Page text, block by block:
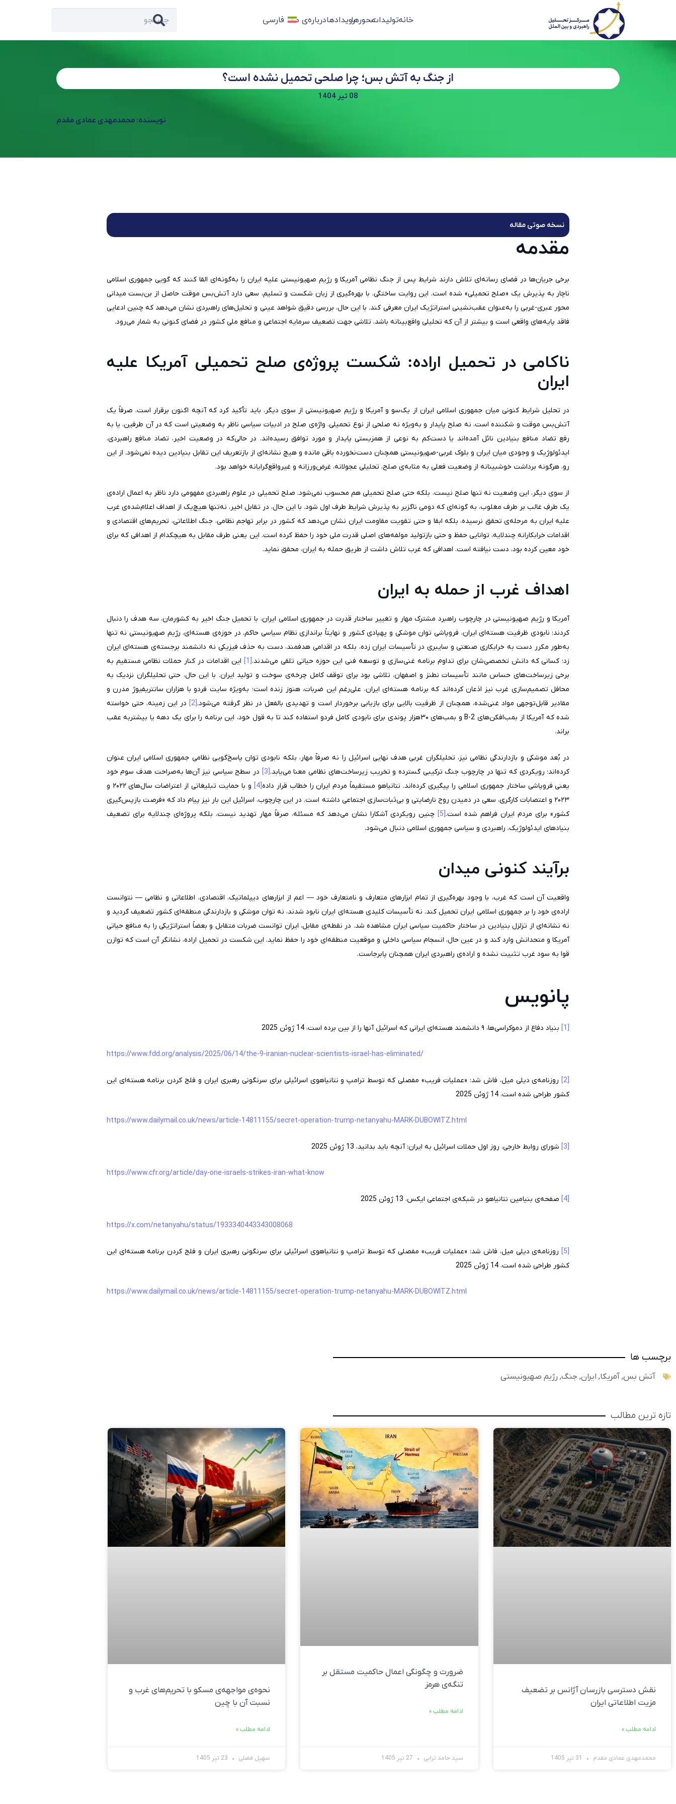
خانهتولیداتمحورهارویدادهادرباره‌ی ما فارسی
از جنگ به آتش بس؛ چرا صلحی تحمیل نشده است؟
08 تیر 1404
نویسنده: محمدمهدی عمادی مقدم
نسخه صوتی مقاله
مقدمه
برخی جریان‌ها در فضای رسانه‌ای تلاش دارند شرایط پس از جنگ نظامی آمریکا و رژیم صهیونیستی علیه ایران را به‌گونه‌ای القا کنند که گویی جمهوری اسلامی
ناچار به پذیرش یک «صلح تحمیلی» شده است. این روایت ساختگی، با بهره‌گیری از زبان شکست و تسلیم، سعی دارد آتش‌بس موقت حاصل از بن‌بست میدانی
محور عبری-غربی را به‌عنوان عقب‌نشینی استراتژیک ایران معرفی کند. با این حال، بررسی دقیق شواهد عینی و تحلیل‌های راهبردی نشان می‌دهد که چنین ادعایی
فاقد پایه‌های واقعی است و بیشتر از آن ‌که تحلیلی واقع‌بینانه باشد، تلاشی جهت تضعیف سرمایه اجتماعی و منافع ملی کشور در فضای کنونی به شمار می‌رود.
ناکامی در تحمیل اراده: شکست پروژه‌ی صلح تحمیلی آمریکا علیه
ایران
در تحلیل شرایط کنونی میان جمهوری اسلامی ایران از یک‌سو و آمریکا و رژیم صهیونیستی از سوی دیگر، باید تأکید کرد که آنچه اکنون برقرار است، صرفاً یک
آتش‌بس موقت و شکننده است، نه صلح پایدار و به‌ویژه نه صلحی از نوع تحمیلی. واژه‌ی صلح در ادبیات سیاسی ناظر به وضعیتی است که در آن طرفین، یا به
رفع تضاد منافع بنیادین نائل آمده‌اند یا دست‌کم به نوعی از همزیستی پایدار و مورد توافق رسیده‌اند. در حالی‌که در وضعیت اخیر، تضاد منافع راهبردی،
ایدئولوژیک و وجودی میان ایران و بلوک غربی-صهیونیستی همچنان دست‌نخورده باقی مانده و هیچ نشانه‌ای از بازتعریف این تقابل بنیادین دیده نمی‌شود. از این
رو، هرگونه برداشت خوشبینانه از وضعیت فعلی به مثابه‌ی صلح، تحلیلی عجولانه، غرض‌ورزانه و غیرواقع‌گرایانه خواهد بود.
از سوی دیگر، این وضعیت نه تنها صلح نیست، بلکه حتی صلح تحمیلی هم محسوب نمی‌شود. صلح تحمیلی در علوم راهبردی مفهومی دارد ناظر به اعمال اراده‌ی
یک طرفِ غالب بر طرف مغلوب، به گونه‌ای که دومی ناگزیر به پذیرش شرایط طرف اول شود. با این حال، در تقابل اخیر، نه‌تنها هیچ‌یک از اهداف اعلام‌شده‌ی غرب
علیه ایران به مرحله‌ی تحقق نرسیده، بلکه ابقا و حتی تقویت مقاومت ایران نشان می‌دهد که کشور در برابر تهاجم نظامی، جنگ اطلاعاتی، تحریم‌های اقتصادی و
اقدامات خرابکارانه‌ چندلایه، توانایی حفظ و حتی بازتولید مولفه‌های اصلی قدرت ملی خود را حفظ کرده‌ است. این یعنی طرف مقابل به هیچکدام از اهدافی که برای
خود معین کرده بود، دست نیافته است. اهدافی که غرب تلاش داشت از طریق حمله به ایران، محقق نماید.
اهداف غرب از حمله به ایران
آمریکا و رژیم صهیونیستی در چارچوب راهبرد مشترک مهار و تغییر ساختار قدرت در جمهوری اسلامی ایران، با تحمیل جنگ اخیر به کشورمان، سه هدف را دنبال
کردند: نابودی ظرفیت هسته‌ای ایران، فروپاشی توان موشکی و پهپادی کشور و نهایتاً براندازی نظام سیاسی حاکم. در حوزه‌ی هسته‌ای، رژیم صهیونیستی نه تنها
به‌طور مکرر دست به خرابکاری صنعتی و سایبری در تأسیسات ایران زده، بلکه در اقدامی هدفمند، دست به حذف فیزیکی نه دانشمند برجسته‌ی هسته‌ای ایران
زد؛ کسانی که دانش تخصصی‌شان برای تداوم برنامه غنی‌سازی و توسعه فنی این حوزه حیاتی تلقی می‌شدند.[1]
این اقدامات در کنار حملات نظامی مستقیم به
برخی زیرساخت‌های حساس مانند تأسیسات نطنز و اصفهان، تلاشی بود برای توقف کامل چرخه‌ی سوخت و تولید ایران. با این حال، حتی تحلیلگران نزدیک به
محافل تصمیم‌سازی غرب نیز اذعان کرده‌اند که برنامه هسته‌ای ایران، علی‌رغم این ضربات، هنوز زنده است؛ به‌ویژه سایت فردو با هزاران سانتریفیوژ مدرن و
مقادیر قابل‌توجهی مواد غنی‌شده، همچنان از ظرفیت بالایی برای بازیابی برخوردار است و تهدیدی بالفعل در نظر گرفته می‌شود.[2]
در این زمینه، حتی خواسته
شده که آمریکا از بمب‌افکن‌های B-2 و بمب‌های ۳۰هزار پوندی برای نابودی کامل فردو استفاده کند تا به قول خود، این برنامه را برای یک دهه یا بیشتربه عقب
براند.
در بُعد موشکی و بازدارندگی نظامی نیز، تحلیلگران غربی هدف نهایی اسرائیل را نه صرفاً مهار، بلکه نابودی توان پاسخ‌گویی نظامی جمهوری اسلامی ایران عنوان
کرده‌اند؛ رویکردی که تنها در چارچوب جنگ ترکیبی گسترده و تخریب زیرساخت‌های نظامی معنا می‌یابد.[3]
در سطح سیاسی نیز آن‌ها به‌صراحت هدف سوم خود
یعنی فروپاشی ساختار جمهوری اسلامی را پیگیری کرده‌اند. نتانیاهو مستقیماً مردم ایران را خطاب قرار داده[4]
و با حمایت تبلیغاتی از اعتراضات سال‌های ۲۰۲۲ و
۲۰۲۳ و اعتصابات کارگری، سعی در دمیدن روح نارضایتی و بی‌ثبات‌سازی اجتماعی داشته است. در این چارچوب، اسرائیل این بار نیز پیام داد که «فرصت بازپس‌گیری
کشور» برای مردم ایران فراهم شده است.[5]
چنین رویکردی آشکارا نشان می‌دهد که مسئله، صرفاً مهار تهدید نیست، بلکه پروژه‌ای چندلایه برای تضعیف
بنیادهای ایدئولوژیک، راهبردی و سیاسی جمهوری اسلامی دنبال می‌شود.
برآیند کنونی میدان
واقعیت آن است که غرب، با وجود بهره‌گیری از تمام ابزارهای متعارف و نامتعارف خود — اعم از ابزارهای دیپلماتیک، اقتصادی، اطلاعاتی و نظامی — نتوانست
اراده‌ی خود را بر جمهوری اسلامی ایران تحمیل کند. نه تأسیسات کلیدی هسته‌ای ایران نابود شدند، نه توان موشکی و بازدارندگی منطقه‌ای کشور تضعیف گردید و
نه نشانه‌ای از تزلزل بنیادین در ساختار حاکمیت سیاسی ایران مشاهده شد. در نقطه‌ی مقابل، ایران توانست ضربات متقابل و بعضاً استراتژیکی را به منافع حیاتی
آمریکا و متحدانش وارد کند و در عین حال، انسجام سیاسی داخلی و موقعیت منطقه‌ای خود را حفظ نماید. این شکست در تحمیل اراده، نشانگر آن است که توازن
قوا به سود غرب تثبیت نشده و اراده‌ی راهبردی ایران همچنان پابرجاست.
پانویس
[1] بنیاد دفاع از دموکراسی‌ها، ۹ دانشمند هسته‌ای ایرانی که اسرائیل آنها را از بین برده است، 14 ژوئن 2025
https://www.fdd.org/analysis/2025/06/14/the-9-iranian-nuclear-scientists-israel-has-eliminated/
[2]
روزنامه‌ی دیلی میل، فاش شد: «عملیات فریب» مفصلی که توسط ترامپ و نتانیاهوی اسرائیلی برای سرنگونی رهبری ایران و فلج کردن برنامه هسته‌ای این
کشور طراحی شده است، 14 ژوئن 2025
https://www.dailymail.co.uk/news/article-14811155/secret-operation-trump-netanyahu-MARK-DUBOWITZ.html
[3] شورای روابط خارجی، روز اول حملات اسرائیل به ایران: آنچه باید بدانید، 13 ژوئن 2025
https://www.cfr.org/article/day-one-israels-strikes-iran-what-know
[4] صفحه‌ی بنیامین نتانیاهو در شبکه‌ی اجتماعی ایکس، 13 ژوئن 2025
https://x.com/netanyahu/status/1933340443343008068
[5]
روزنامه‌ی دیلی میل، فاش شد: «عملیات فریب» مفصلی که توسط ترامپ و نتانیاهوی اسرائیلی برای سرنگونی رهبری ایران و فلج کردن برنامه هسته‌ای این
کشور طراحی شده است، 14 ژوئن 2025
https://www.dailymail.co.uk/news/article-14811155/secret-operation-trump-netanyahu-MARK-DUBOWITZ.html
برچسب ها
آتش بس, آمریکا, ایران, جنگ, رژیم صهیونیستی
تازه ترین مطالب
نقش دسترسی بازرسان آژانس بر تضعیف
مزیت اطلاعاتی ایران
ادامه مطلب »
محمدمهدی عمادی مقدم
ضرورت و چگونگی اعمال حاکمیت مستقل بر
تنگه‌ی هرمز
ادامه مطلب »
سید حامد ترابی
نحوه‌ی مواجهه‌ی مسکو با تحریم‌های غرب و
نسبت آن با چین
ادامه مطلب »
سهیل فضلی